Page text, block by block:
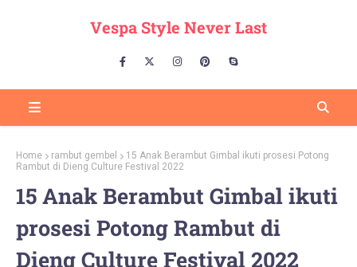
Vespa Style Never Last
Home rambut gembel
15 Anak Berambut Gimbal ikuti prosesi Potong
Rambut di Dieng Culture Festival 2022
15 Anak Berambut Gimbal ikuti
prosesi Potong Rambut di
Dieng Culture Festival 2022